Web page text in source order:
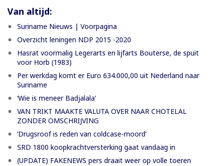
Van altijd:
Suriname Nieuws | Voorpagina
Overzicht leningen NDP 2015 -2020
Hasrat voormalig Legerarts en lijfarts Bouterse, de spuit
voor Horb (1983)
Per werkdag komt er Euro 634.000,00 uit Nederland naar
Suriname
‘Wie is meneer Badjalala’
VAN TRIKT MAAKTE VALUTA OVER NAAR CHOTELAL
ZONDER OMSCHRIJVING
’Drugsroof is reden van coldcase-moord’
SRD 1800 koopkrachtversterking gaat vandaag in
(UPDATE) FAKENEWS pers draait weer op volle toeren